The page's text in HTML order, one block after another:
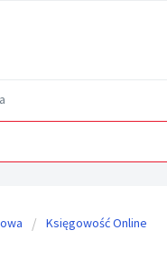
Księgowość Online